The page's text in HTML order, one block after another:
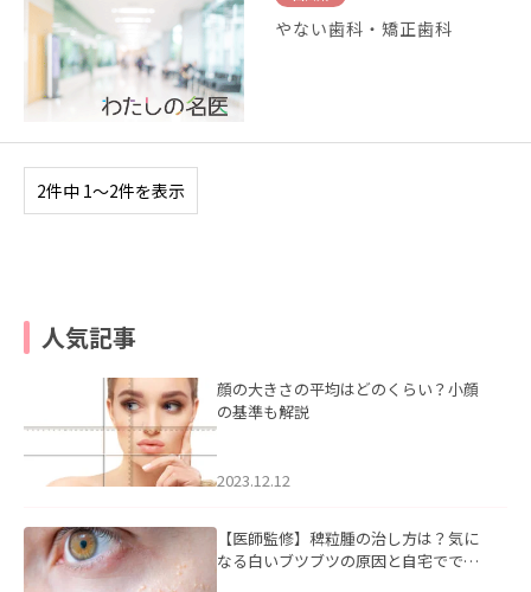
やない歯科・矯正歯科
2件中 1〜2件を表示
人気記事
顔の大きさの平均はどのくらい？小顔
の基準も解説
2023.12.12
【医師監修】稗粒腫の治し方は？気に
なる白いブツブツの原因と自宅ででき